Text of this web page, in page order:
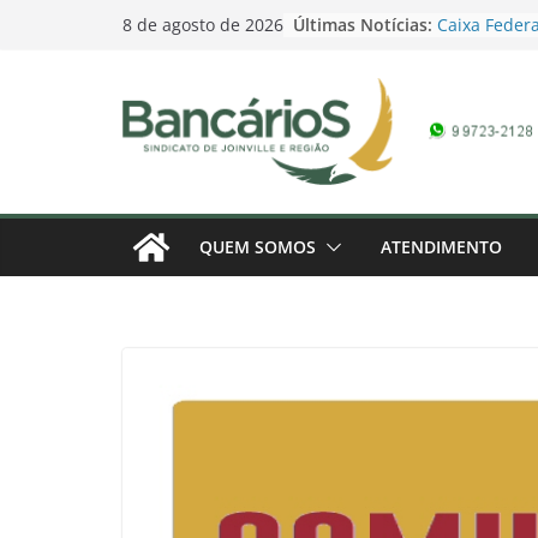
8 de agosto de 2026 Últimas Notícias: Caixa
pela
domingo
Contagem
Bancários
Banco do
Campanha
QUEM SOMOS ATENDIMENTO